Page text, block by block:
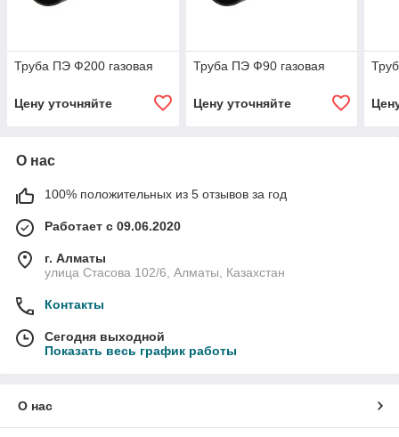
Труба ПЭ Ф200 газовая
Цену уточняйте
Труба ПЭ Ф90 газовая
Цену уточняйте
О нас
100% положительных из 5 отзывов за год
Работает с 09.06.2020
г. Алматы
улица Стасова 102/6, Алматы, Казахстан
Контакты
Сегодня выходной
Показать весь график работы
О нас